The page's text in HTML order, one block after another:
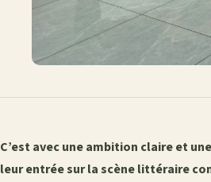
C’est avec une ambition claire et
leur entrée sur la scène littéraire